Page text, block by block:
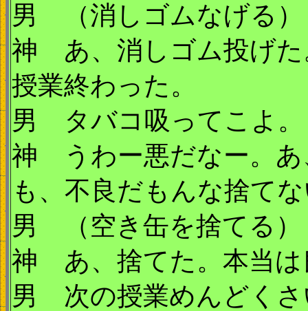
男 （消しゴムなげる）
神 あ、消しゴム投げた
授業終わった。
男 タバコ吸ってこよ。
神 うわー悪だなー。あ
も、不良だもんな捨て
男 （空き缶を捨てる）
神 あ、捨てた。本当は
男 次の授業めんどくさ